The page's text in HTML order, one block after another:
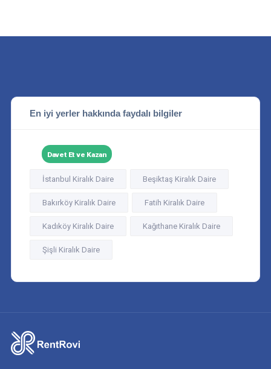
En iyi yerler hakkında faydalı bilgiler
Davet Et ve Kazan
İstanbul Kiralık Daire Beşiktaş Kiralık Daire
Bakırköy Kiralık Daire Fatih Kiralık Daire
Kadıköy Kiralık Daire Kağıthane Kiralık Daire
Şişli Kiralık Daire